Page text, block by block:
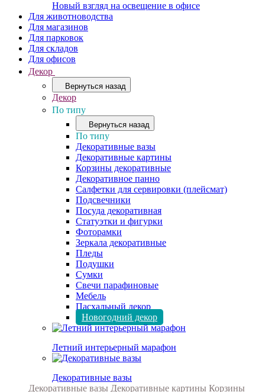
Новый взгляд на освещение в офисе
Для животноводства
Для магазинов
Для парковок
Для складов
Для офисов
Декор
Вернуться назад
Декор
По типу
Вернуться назад
По типу
Декоративные вазы
Декоративные картины
Корзины декоративные
Декоративное панно
Салфетки для сервировки (плейсмат)
Подсвечники
Посуда декоративная
Статуэтки и фигурки
Фоторамки
Зеркала декоративные
Пледы
Подушки
Сумки
Свечи парафиновые
Мебель
Пасхальный декор
Новогодний декор
Летний интерьерный марафон
Декоративные вазы
Декоративные вазы Декоративные картины Корзины